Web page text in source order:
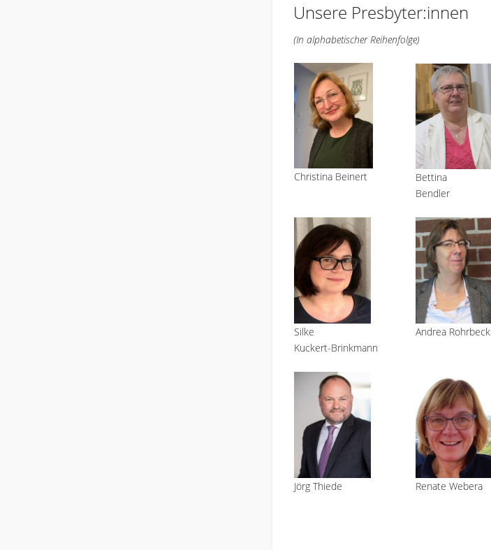
Unsere Presbyter:innen
(In alphabetischer Reihenfolge)
Christina Beinert
Bettina
Bendler
Silke
Kuckert-Brinkmann
Andrea Rohrbeck
Jörg Thiede Renate Webera